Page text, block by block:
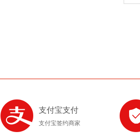
支付宝支付
支付宝签约商家